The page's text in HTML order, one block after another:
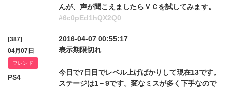
んが、声が聞こえましたらＶＣを試してみます。
#6c0pEd1hQX2Q0
[387]
04月07日
フレンド
PS4
2016-04-07 00:55:17
表示期限切れ
今日で7日目でレベル上げばかりして現在13です。
ステージは1－9です。変なミスが多く下手なので